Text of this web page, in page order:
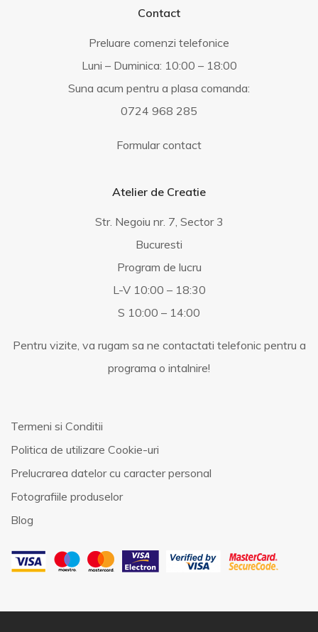
Contact
Preluare comenzi telefonice
Luni – Duminica: 10:00 – 18:00
Suna acum pentru a plasa comanda:
0724 968 285
Formular contact
Atelier de Creatie
Str. Negoiu nr. 7, Sector 3
Bucuresti
Program de lucru
L-V 10:00 – 18:30
S 10:00 – 14:00
Pentru vizite, va rugam sa ne contactati telefonic pentru a
programa o intalnire!
Termeni si Conditii
Politica de utilizare Cookie-uri
Prelucrarea datelor cu caracter personal
Fotografiile produselor
Blog